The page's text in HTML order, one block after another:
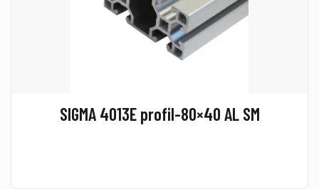
SIGMA 4013E profil-80×40 AL SM